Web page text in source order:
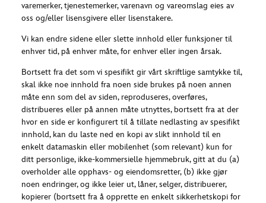
varemerker, tjenestemerker, varenavn og vareomslag eies av
oss og/eller lisensgivere eller lisenstakere.
Vi kan endre sidene eller slette innhold eller funksjoner til
enhver tid, på enhver måte, for enhver eller ingen årsak.
Bortsett fra det som vi spesifikt gir vårt skriftlige samtykke til,
skal ikke noe innhold fra noen side brukes på noen annen
måte enn som del av siden, reproduseres, overføres,
distribueres eller på annen måte utnyttes, bortsett fra at der
hvor en side er konfigurert til å tillate nedlasting av spesifikt
innhold, kan du laste ned en kopi av slikt innhold til en
enkelt datamaskin eller mobilenhet (som relevant) kun for
ditt personlige, ikke-kommersielle hjemmebruk, gitt at du (a)
overholder alle opphavs- og eiendomsretter, (b) ikke gjør
noen endringer, og ikke leier ut, låner, selger, distribuerer,
kopierer (bortsett fra å opprette en enkelt sikkerhetskopi for